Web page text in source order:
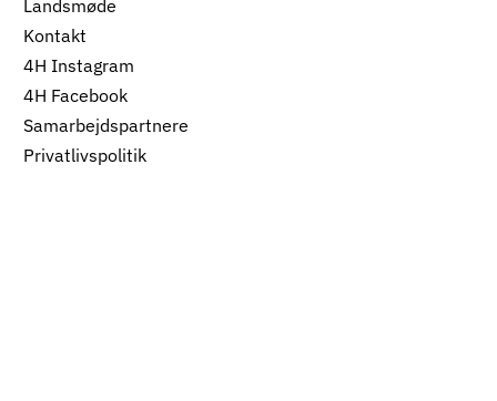
Landsmøde
Kontakt
4H Instagram
4H Facebook
Samarbejdspartnere
Privatlivspolitik